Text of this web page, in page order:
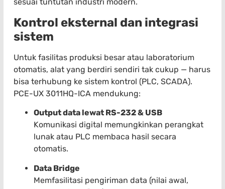
sesuai tuntutan industri modern.
Kontrol eksternal dan integrasi
sistem
Untuk fasilitas produksi besar atau laboratorium
otomatis, alat yang berdiri sendiri tak cukup — harus
bisa terhubung ke sistem kontrol (PLC, SCADA).
PCE-UX 3011HQ-ICA mendukung:
Output data lewat RS-232 & USB
Komunikasi digital memungkinkan perangkat
lunak atau PLC membaca hasil secara
otomatis.
Data Bridge
Memfasilitasi pengiriman data (nilai awal,